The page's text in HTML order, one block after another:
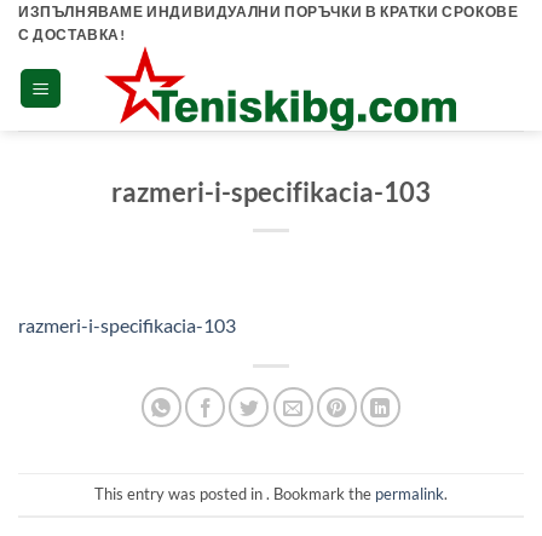
Skip
content
ИЗПЪЛНЯВАМЕ ИНДИВИДУАЛНИ ПОРЪЧКИ В КРАТКИ СРОКОВЕ
С ДОСТАВКА!
razmeri-i-specifikacia-103
razmeri-i-specifikacia-103
This entry was posted in . Bookmark the permalink.